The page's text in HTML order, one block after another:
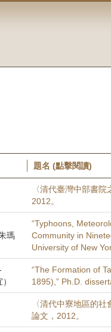
題名 (點擊閱讀)
〈清代臺灣中部書
2012。
瑪
“Typhoons,
Community in
University of New
“The Formation of
1895),” Ph.D.
〈清代中寮地區的
論文，2012。